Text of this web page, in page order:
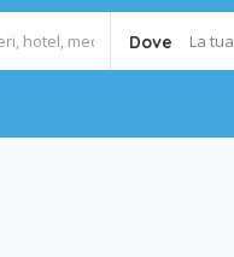
Dove La